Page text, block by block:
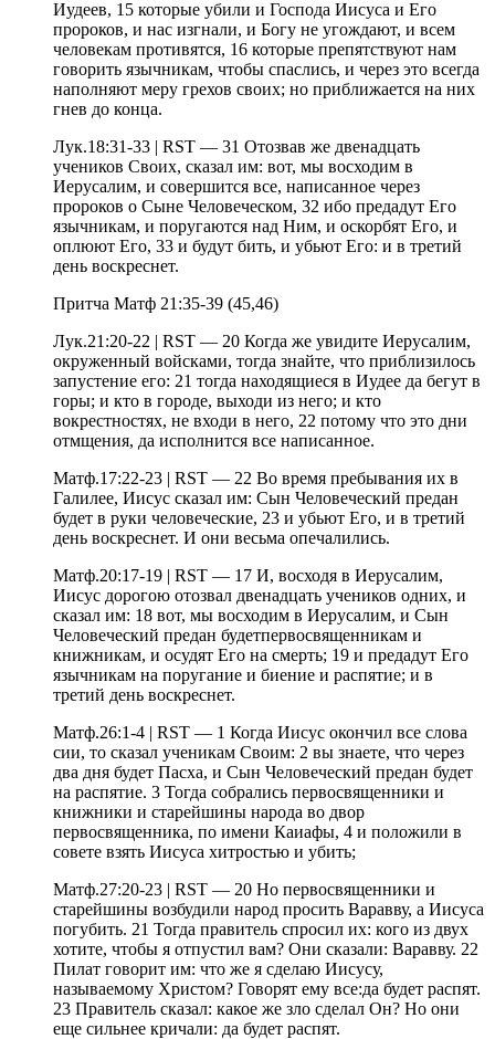
Иудеев, 15 которые убили и Господа Иисуса и Его
пророков, и нас изгнали, и Богу не угождают, и всем
человекам противятся, 16 которые препятствуют нам
говорить язычникам, чтобы спаслись, и через это всегда
наполняют меру грехов своих; но приближается на них
гнев до конца.
Лук.18:31-33 | RST — 31 Отозвав же двенадцать
учеников Своих, сказал им: вот, мы восходим в
Иерусалим, и совершится все, написанное через
пророков о Сыне Человеческом, 32 ибо предадут Его
язычникам, и поругаются над Ним, и оскорбят Его, и
оплюют Его, 33 и будут бить, и убьют Его: и в третий
день воскреснет.
Притча Матф 21:35-39 (45,46)
Лук.21:20-22 | RST — 20 Когда же увидите Иерусалим,
окруженный войсками, тогда знайте, что приблизилось
запустение его: 21 тогда находящиеся в Иудее да бегут в
горы; и кто в городе, выходи из него; и кто
вокрестностях, не входи в него, 22 потому что это дни
отмщения, да исполнится все написанное.
Матф.17:22-23 | RST — 22 Во время пребывания их в
Галилее, Иисус сказал им: Сын Человеческий предан
будет в руки человеческие, 23 и убьют Его, и в третий
день воскреснет. И они весьма опечалились.
Матф.20:17-19 | RST — 17 И, восходя в Иерусалим,
Иисус дорогою отозвал двенадцать учеников одних, и
сказал им: 18 вот, мы восходим в Иерусалим, и Сын
Человеческий предан будетпервосвященникам и
книжникам, и осудят Его на смерть; 19 и предадут Его
язычникам на поругание и биение и распятие; и в
третий день воскреснет.
Матф.26:1-4 | RST — 1 Когда Иисус окончил все слова
сии, то сказал ученикам Своим: 2 вы знаете, что через
два дня будет Пасха, и Сын Человеческий предан будет
на распятие. 3 Тогда собрались первосвященники и
книжники и старейшины народа во двор
первосвященника, по имени Каиафы, 4 и положили в
совете взять Иисуса хитростью и убить;
Матф.27:20-23 | RST — 20 Но первосвященники и
старейшины возбудили народ просить Варавву, а Иисуса
погубить. 21 Тогда правитель спросил их: кого из двух
хотите, чтобы я отпустил вам? Они сказали: Варавву. 22
Пилат говорит им: что же я сделаю Иисусу,
называемому Христом? Говорят ему все:да будет распят.
23 Правитель сказал: какое же зло сделал Он? Но они
еще сильнее кричали: да будет распят.